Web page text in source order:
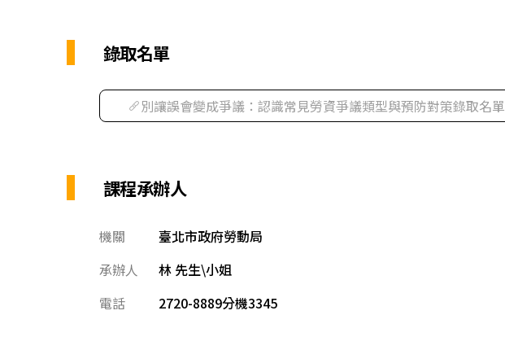
錄取名單
別讓誤會變成爭議：認識常見勞資爭議類型與預防對策錄取名單
課程承辦人
機關
臺北市政府勞動局
承辦人
林 先生\小姐
電話
2720-8889分機3345